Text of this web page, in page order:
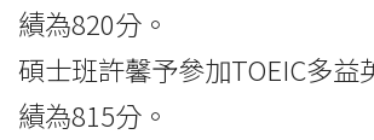
績為820分。
碩士班許馨予參加TOEIC多益
績為815分。